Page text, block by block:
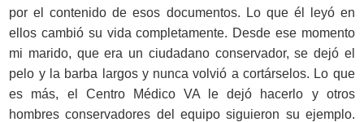
por el contenido de esos documentos. Lo que él leyó en
ellos cambió su vida completamente. Desde ese momento
mi marido, que era un ciudadano conservador, se dejó el
pelo y la barba largos y nunca volvió a cortárselos. Lo que
es más, el Centro Médico VA le dejó hacerlo y otros
hombres conservadores del equipo siguieron su ejemplo.